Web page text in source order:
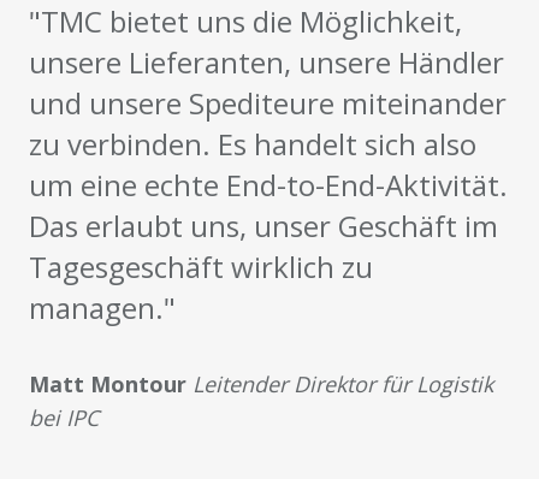
"TMC bietet uns die Möglichkeit,
unsere Lieferanten, unsere Händler
und unsere Spediteure miteinander
zu verbinden. Es handelt sich also
um eine echte End-to-End-Aktivität.
Das erlaubt uns, unser Geschäft im
Tagesgeschäft wirklich zu
managen."
Matt Montour Leitender Direktor für Logistik
bei IPC